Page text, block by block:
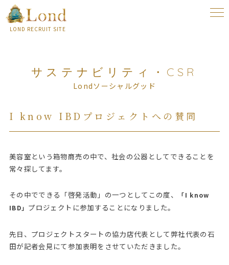
LOND RECRUIT SITE
サステナビリティ・CSR
Londソーシャルグッド
I know IBDプロジェクトへの賛同
美容室という箱物商売の中で、社会の公器としてできることを
常々探してます。
その中でできる「啓発活動」の一つとしてこの度、
「I know
IBD」 プロジェクトに参加することになりました。
先日、プロジェクトスタートの協力店代表として弊社代表の石
田が記者会見にて参加表明をさせていただきました。